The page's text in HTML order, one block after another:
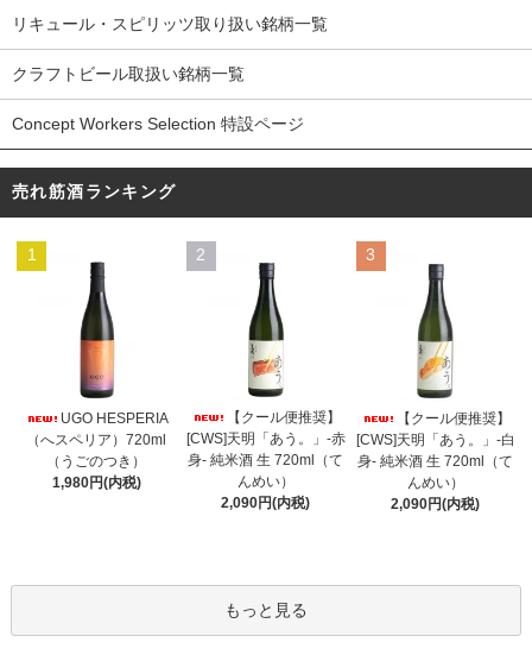
リキュール・スピリッツ取り扱い銘柄一覧
クラフトビール取扱い銘柄一覧
Concept Workers Selection 特設ページ
売れ筋酒ランキング
1
UGO HESPERIA
（へスペリア）720ml
（うごのつき）
1,980円(内税)
2
【クール便推奨】
[CWS]天明「あう。」-赤
身- 純米酒 生 720ml（て
んめい）
2,090円(内税)
3
【クール便推奨】
[CWS]天明「あう。」-白
身- 純米酒 生 720ml（て
んめい）
2,090円(内税)
もっと見る